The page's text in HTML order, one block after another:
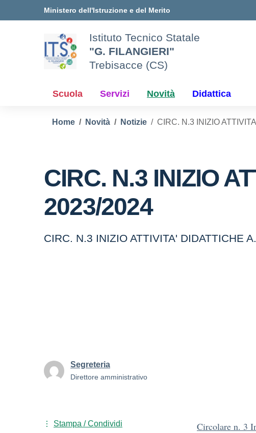
Ministero dell'Istruzione e del Merito
Istituto Tecnico Statale
"G. FILANGIERI"
Trebisacce (CS)
Scuola Servizi Novità Didattica
Home Novità Notizie CIRC. N.3 INIZIO
CIRC. N.3 INIZIO
2023/2024
CIRC. N.3 INIZIO ATTIVITA' DIDATTICHE
Segreteria
Direttore amministrativo
Circolare n. 3
Stampa / Condividi